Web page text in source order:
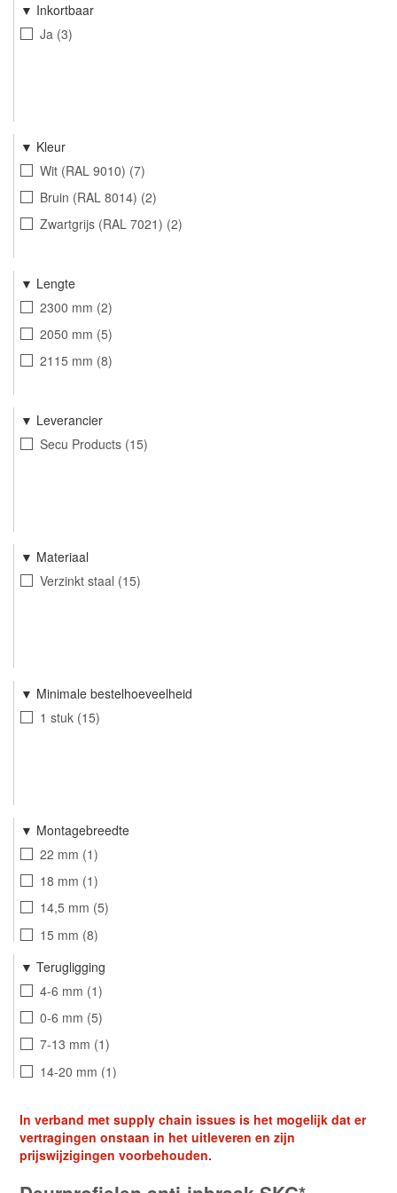
Inkortbaar
Ja 3
Kleur
Wit (RAL 9010) 7
Bruin (RAL 8014) 2
Zwartgrijs (RAL 7021) 2
Lengte
2300 mm 2
2050 mm 5
2115 mm 8
Leverancier
Secu Products 15
Materiaal
Verzinkt staal 15
Minimale bestelhoeveelheid
1 stuk 15
Montagebreedte
22 mm 1
18 mm 1
14,5 mm 5
15 mm 8
Terugligging
4-6 mm 1
0-6 mm 5
7-13 mm 1
14-20 mm 1
In verband met supply chain issues is het mogelijk dat er
vertragingen onstaan in het uitleveren en zijn
prijswijzigingen voorbehouden.